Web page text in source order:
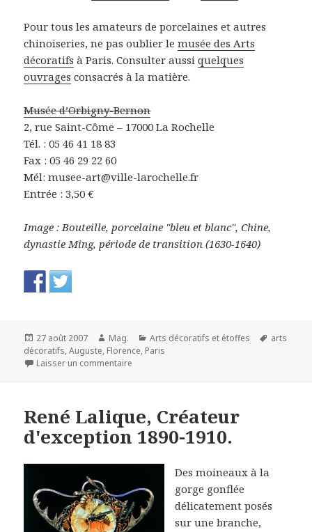
Pour tous les amateurs de porcelaines et autres
chinoiseries, ne pas oublier lemusée des Arts
décoratifs à Paris. Consulter aussiquelques
ouvrages consacrés à la matière.
Musée d’Orbigny-Bernon
2, rue Saint-Côme – 17000 La Rochelle
Tél. : 05 46 41 18 83
Fax : 05 46 29 22 60
Mél: musee-art@ville-larochelle.fr
Entrée : 3,50 €
Image : Bouteille, porcelaine "bleu et blanc", Chine,
dynastie Ming, période de transition (1630-1640)
Publié
le
27 août 2007 Auteur
Mag. Catégories
Arts décoratifs et étoffes
Mots-
arts
décoratifs,Auguste, Florence, Paris
Laisser un commentaire
René Lalique, Créateur
d'exception 1890-1910.
Des moineaux à la
gorge gonflée
délicatement posés
sur une branche,